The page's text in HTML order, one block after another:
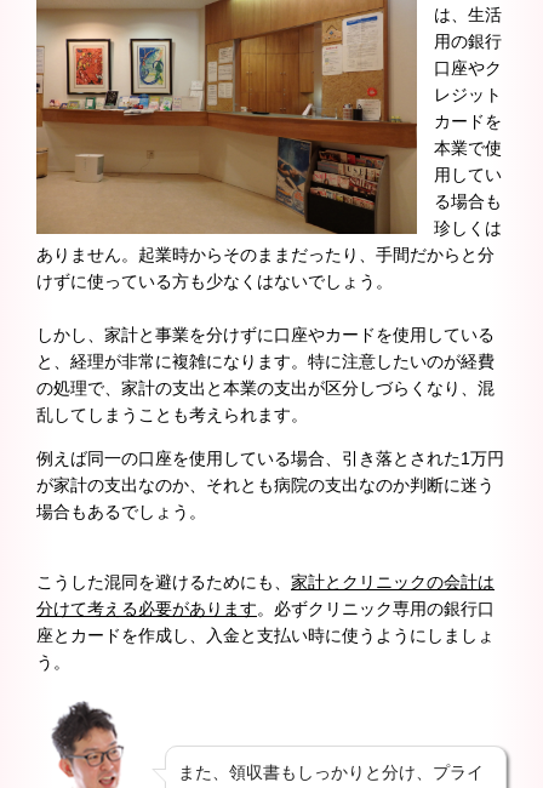
は、生活
用の銀行
口座やク
レジット
カードを
本業で使
用してい
る場合も
珍しくは
ありません。起業時からそのままだったり、手間だからと分
けずに使っている方も少なくはないでしょう。
しかし、家計と事業を分けずに口座やカードを使用している
と、経理が非常に複雑になります。特に注意したいのが経費
の処理で、家計の支出と本業の支出が区分しづらくなり、混
乱してしまうことも考えられます。
例えば同一の口座を使用している場合、引き落とされた1万円
が家計の支出なのか、それとも病院の支出なのか判断に迷う
場合もあるでしょう。
こうした混同を避けるためにも、 家計とクリニックの会計は
分けて考える必要があります。必ずクリニック専用の銀行口
座とカードを作成し、入金と支払い時に使うようにしましょ
う。
また、領収書もしっかりと分け、プライ